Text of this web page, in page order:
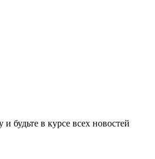
будьте в курсе всех новостей